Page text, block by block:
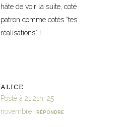
hâte de voir la suite, coté
patron comme cotés “tes
réalisations” !
ALICE
Posté à 21:21h, 25
novembre
RÉPONDRE